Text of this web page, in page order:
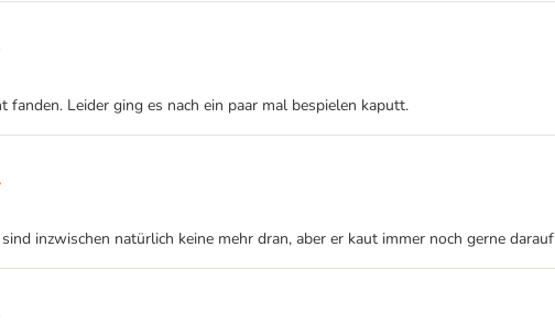
Leider ging es nach ein paar mal bespielen kaputt.
inzwischen natürlich keine mehr dran, aber er kaut immer noch gerne